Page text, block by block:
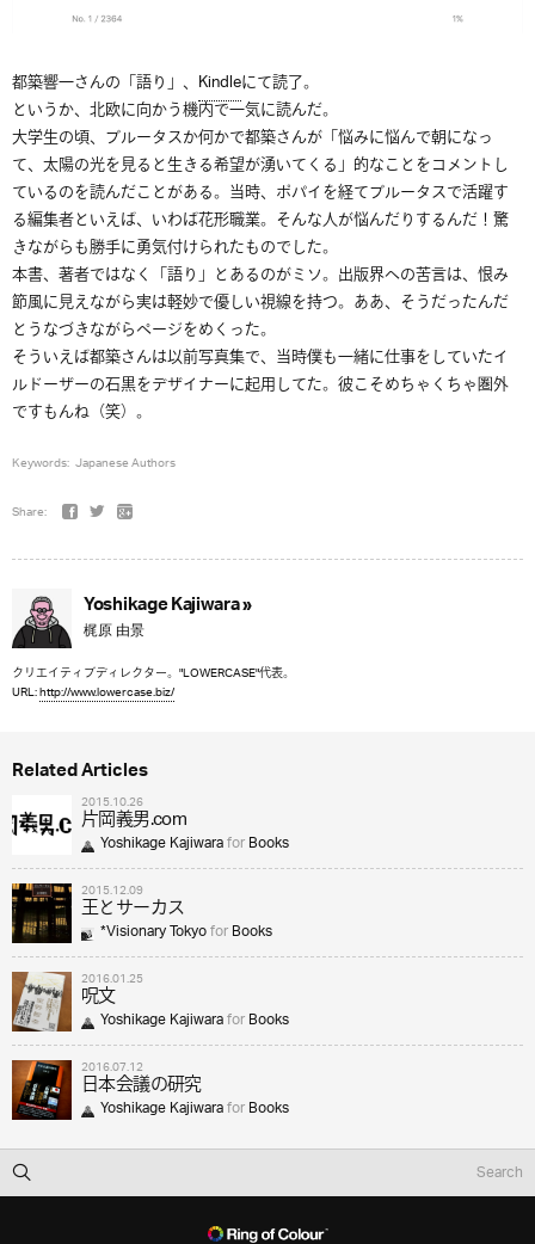
都築響一さんの「語り」、 Kindleにて読了。
というか、北欧に向かう機内で一気に読んだ。
大学生の頃、ブルータスか何かで都築さんが「悩みに悩んで朝になっ
て、太陽の光を見ると生きる希望が湧いてくる」的なことをコメントし
ているのを読んだことがある。当時、ポパイを経てブルータスで活躍す
る編集者といえば、いわば花形職業。そんな人が悩んだりするんだ！驚
きながらも勝手に勇気付けられたものでした。
本書、著者ではなく「語り」とあるのがミソ。出版界への苦言は、恨み
節風に見えながら実は軽妙で優しい視線を持つ。ああ、そうだったんだ
とうなづきながらページをめくった。
そういえば都築さんは以前写真集で、当時僕も一緒に仕事をしていたイ
ルドーザーの石黒をデザイナーに起用してた。彼こそめちゃくちゃ圏外
ですもんね（笑）。
Keywords: Japanese Authors
Share:
Yoshikage Kajiwara »
梶原 由景
クリエイティブディレクター。"LOWERCASE"代表。
URL:http://www.lowercase.biz/
Related Articles
2015.10.26
片岡義男.com
Yoshikage KajiwaraforBooks
2015.12.09
王とサーカス
*Visionary TokyoforBooks
2016.01.25
呪文
Yoshikage KajiwaraforBooks
2016.07.12
日本会議の研究
Yoshikage KajiwaraforBooks